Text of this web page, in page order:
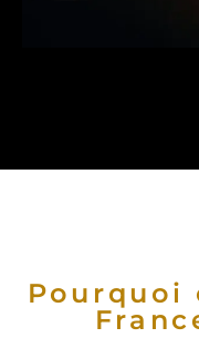
Pourquoi